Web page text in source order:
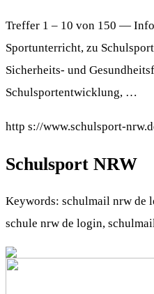
Treffer 1 – 10 von 150 —
Sportunterricht, zu
Sicherheits- und
Schulsportentwicklung, …
http s://www.schulsport-
Schulsport NRW
Keywords: schulmail nrw de
schule nrw de login,